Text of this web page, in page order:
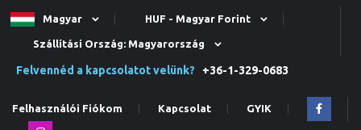
Magyar HUF - Magyar Forint
Szállítási Ország: Magyarország
Felvennéd a kapcsolatot velünk? +36-1-329-0683
Felhasználói Fiókom Kapcsolat GYIK